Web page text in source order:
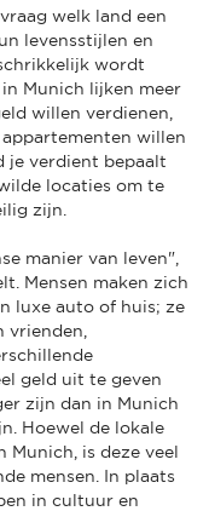
welk land een
levensstijlen en
wordt
Munich lijken meer
willen verdienen,
willen
je verdient bepaalt
locaties om te
zijn.
manier van leven",
Mensen maken zich
luxe auto of huis; ze
geld uit te geven
zijn dan in Munich
Hoewel de lokale
is deze veel
mensen. In plaats
in cultuur en